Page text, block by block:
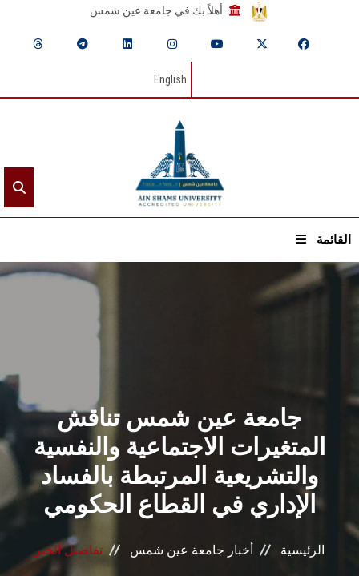
أهلاً بك في جامعة عين شمس
English
القائمة
القطاعـات
الشئون الأكاديمية
البحث العلمي
الرعاية الصحية
المراكز والوحدات
جامعة عين شمس تناقش
المتغيرات الاجتماعية والنفسية
والتشريعية المرتبطة بالفساد
الإداري في القطاع الحكومي
الرئيسية أخبار جامعة عين شمس تفاصيل الخبر